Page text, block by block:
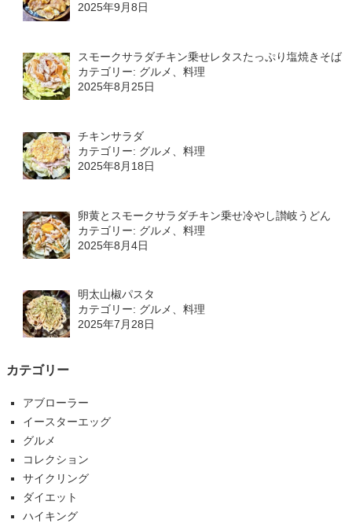
2025年9月8日
スモークサラダチキン乗せレタスたっぷり塩焼きそば
カテゴリー: グルメ、料理
2025年8月25日
チキンサラダ
カテゴリー: グルメ、料理
2025年8月18日
卵黄とスモークサラダチキン乗せ冷やし讃岐うどん
カテゴリー: グルメ、料理
2025年8月4日
明太山椒パスタ
カテゴリー: グルメ、料理
2025年7月28日
カテゴリー
アブローラー
イースターエッグ
グルメ
コレクション
サイクリング
ダイエット
ハイキング